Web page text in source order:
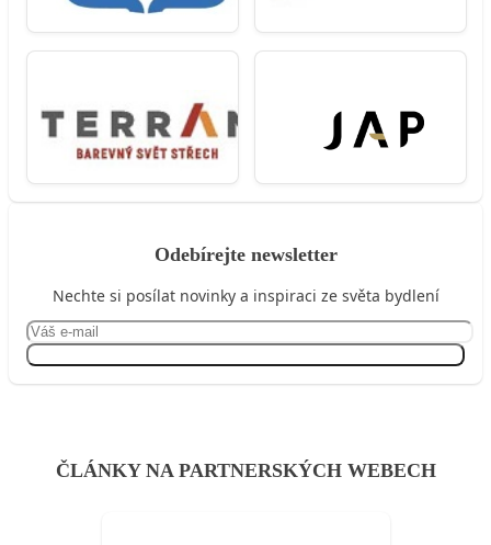
Odebírejte newsletter
Nechte si posílat novinky a inspiraci ze světa bydlení
ČLÁNKY NA PARTNERSKÝCH WEBECH